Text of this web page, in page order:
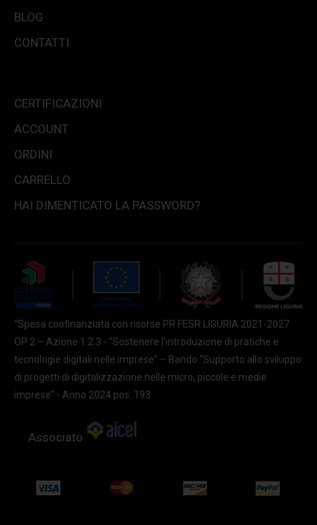
BLOG
CONTATTI
CERTIFICAZIONI
ACCOUNT
ORDINI
CARRELLO
HAI DIMENTICATO LA PASSWORD?
“Spesa coofinanziata con risorse PR FESR LIGURIA 2021-2027
OP 2 – Azione 1.2.3 - "Sostenere l'introduzione di pratiche e
tecnologie digitali nelle imprese” – Bando “Supporto allo sviluppo
di progetti di digitalizzazione nelle micro, piccole e medie
imprese” - Anno 2024 pos. 193
Associato